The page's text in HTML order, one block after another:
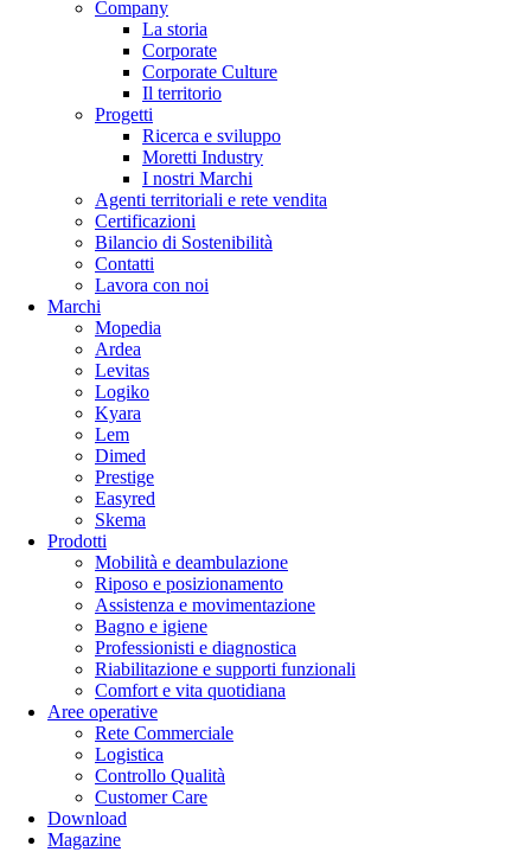
Company
La storia
Corporate
Corporate Culture
Il territorio
Progetti
Ricerca e sviluppo
Moretti Industry
I nostri Marchi
Agenti territoriali e rete vendita
Certificazioni
Bilancio di Sostenibilità
Contatti
Lavora con noi
Marchi
Mopedia
Ardea
Levitas
Logiko
Kyara
Lem
Dimed
Prestige
Easyred
Skema
Prodotti
Mobilità e deambulazione
Riposo e posizionamento
Assistenza e movimentazione
Bagno e igiene
Professionisti e diagnostica
Riabilitazione e supporti funzionali
Comfort e vita quotidiana
Aree operative
Rete Commerciale
Logistica
Controllo Qualità
Customer Care
Download
Magazine